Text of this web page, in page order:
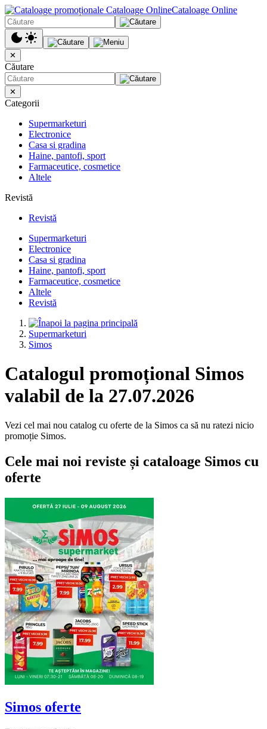
Cataloage Online
✕
Căutare
✕
Categorii
Supermarketuri
Electronice
Casa si gradina
Haine, pantofi, sport
Farmaceutice, cosmetice
Altele
Revistă
Revistă
Supermarketuri
Electronice
Casa si gradina
Haine, pantofi, sport
Farmaceutice, cosmetice
Altele
Revistă
Supermarketuri
Simos
Catalogul promoțional Simos
valabil de la 27.07.2026
Vezi cel mai nou catalog cu oferte de la Simos ca să nu ratezi nicio
promoție Simos.
Cele mai noi reviste și cataloage Simos cu
oferte
Simos oferte